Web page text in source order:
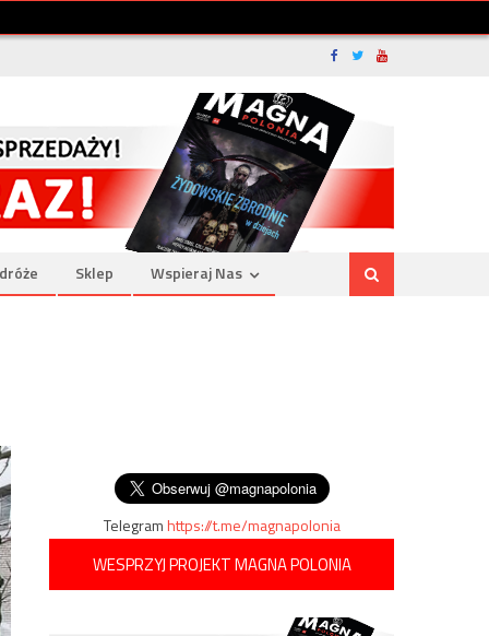
Sklep Wspieraj Nas
Telegramhttps://t.me/magnapolonia
WESPRZYJ PROJEKT MAGNA POLONIA